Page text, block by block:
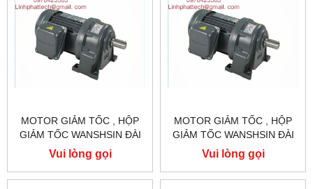
MOTOR GIẢM TỐC , HỘP
GIẢM TỐC WANSHSIN ĐÀI
LOAN 1.5KW 1500W 2HP AC
BA PHA 220 V / 380V
Vui lòng gọi
MOTOR GIẢM TỐC , HỘP
GIẢM TỐC WANSHSIN ĐÀI
LOAN 1.5KW 1500W 2HP AC
BA PHA 220 V / 380V
Vui lòng gọi